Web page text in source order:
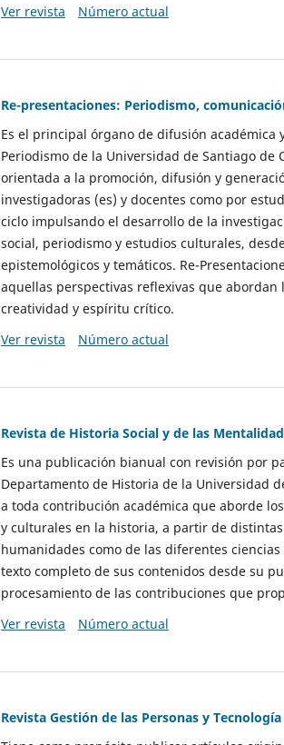
Ver revista
Número actual
Re-presentaciones: Periodismo,
Es el principal órgano de difusión académica
Periodismo de la Universidad de Santiago de
orientada a la promoción, difusión y
investigadoras (es) y docentes como por
ciclo impulsando el desarrollo de la
social, periodismo y estudios culturales,
epistemológicos y temáticos. Re-
aquellas perspectivas reflexivas que
creatividad y espíritu crítico.
Ver revista
Número actual
Revista de Historia Social y de las
Es una publicación bianual con revisión por
Departamento de Historia de la Universidad
a toda contribución académica que aborde
y culturales en la historia, a partir de
humanidades como de las diferentes
texto completo de sus contenidos desde su
procesamiento de las contribuciones que
Ver revista
Número actual
Revista Gestión de las Personas y Tecnología